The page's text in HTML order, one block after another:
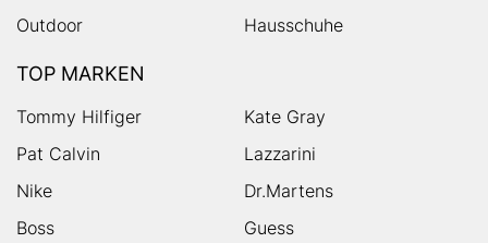
Outdoor
Hausschuhe
TOP MARKEN
Tommy Hilfiger
Kate Gray
Pat Calvin
Lazzarini
Nike
Dr.Martens
Boss
Guess